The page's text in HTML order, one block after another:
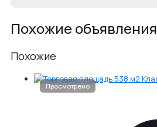
Похожие объявления
Похожие